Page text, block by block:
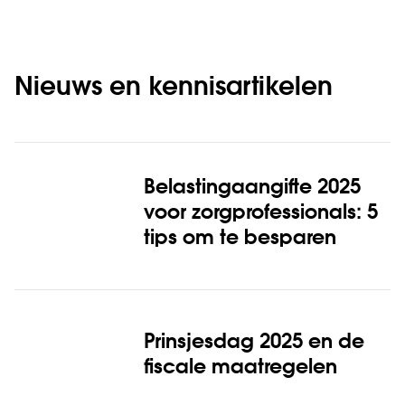
Nieuws en kennisartikelen
Belastingaangifte 2025
voor zorgprofessionals: 5
tips om te besparen
Prinsjesdag 2025 en de
fiscale maatregelen